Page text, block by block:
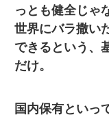
っとも健全じゃ
世界にバラ撒い
できるという、
だけ。
国内保有といっ